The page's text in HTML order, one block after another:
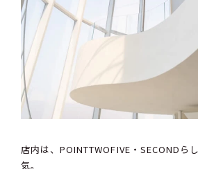
店内は、POINTTWOFIVE・SECONDら
気。